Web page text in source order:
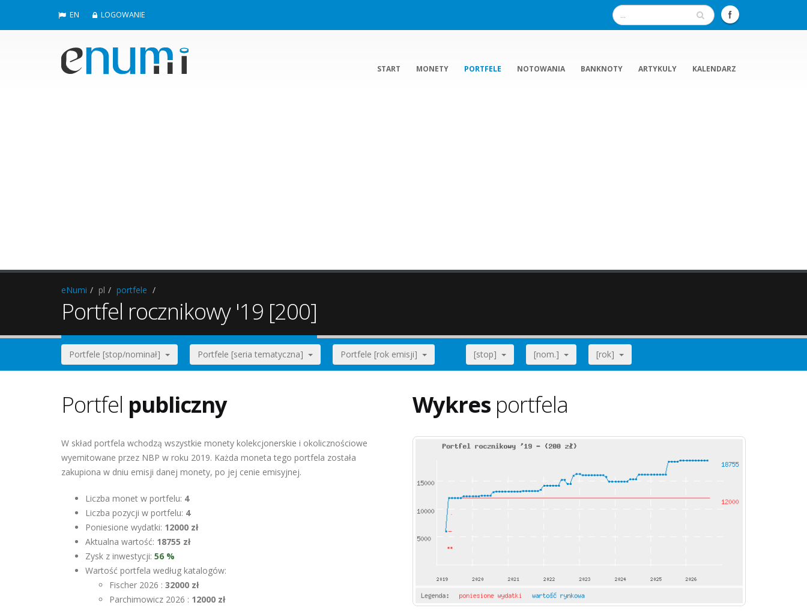
EN LOGOWANIE
START MONETY PORTFELE NOTOWANIA BANKNOTY ARTYKULY KALENDARZ
eNumi pl portfele
Portfel rocznikowy '19 [200]
Portfele [stop/nominał] Portfele [seria tematyczna] Portfele [rok emisji] [stop] [nom.] [rok]
Portfel publiczny
W skład portfela wchodzą wszystkie monety kolekcjonerskie i okolicznościowe
wyemitowane przez NBP w roku 2019. Każda moneta tego portfela została
zakupiona w dniu emisji danej monety, po jej cenie emisyjnej.
Liczba monet w portfelu: 4
Liczba pozycji w portfelu: 4
Poniesione wydatki: 12000 zł
Aktualna wartość: 18755 zł
Zysk z inwestycji: 56 %
Wartość portfela według katalogów:
Fischer 2026 : 32000 zł
Parchimowicz 2026 : 12000 zł
Wykres portfela